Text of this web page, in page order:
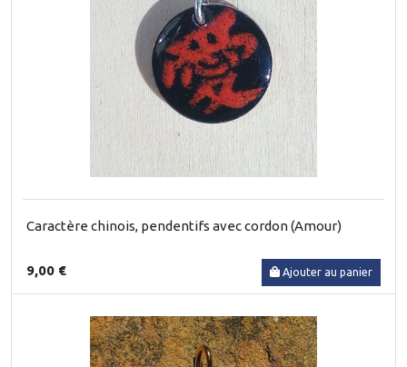
Caractère chinois, pendentifs avec cordon (Amour)
9,00 € Ajouter au panier